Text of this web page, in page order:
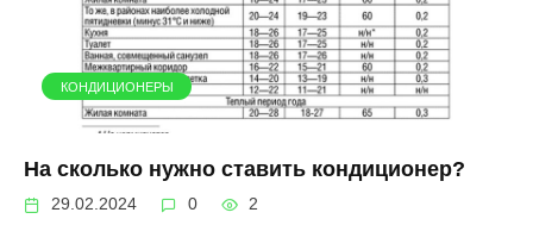
КОНДИЦИОНЕРЫ
На сколько нужно ставить кондиционер?
29.02.2024 0 2